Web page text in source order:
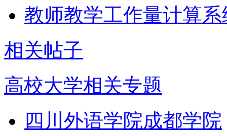
教师教学工作量计算
相关帖子
高校大学相关专题
四川外语学院成都学院